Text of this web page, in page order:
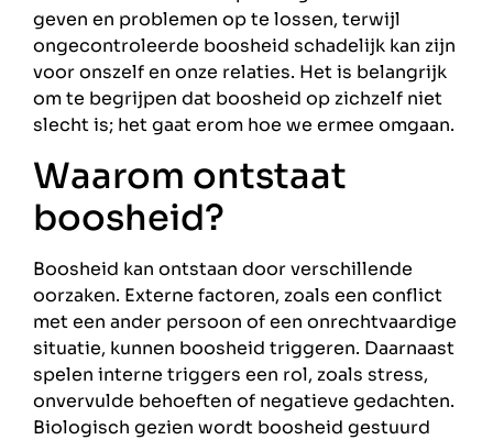
geven en problemen op te lossen, terwijl
ongecontroleerde boosheid schadelijk kan zijn
voor onszelf en onze relaties. Het is belangrijk
om te begrijpen dat boosheid op zichzelf niet
slecht is; het gaat erom hoe we ermee omgaan.
Waarom ontstaat
boosheid?
Boosheid kan ontstaan door verschillende
oorzaken. Externe factoren, zoals een conflict
met een ander persoon of een onrechtvaardige
situatie, kunnen boosheid triggeren. Daarnaast
spelen interne triggers een rol, zoals stress,
onvervulde behoeften of negatieve gedachten.
Biologisch gezien wordt boosheid gestuurd